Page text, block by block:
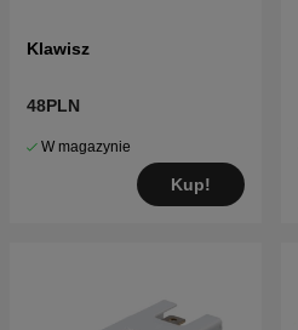
Klawisz
48PLN
W magazynie
Kup!